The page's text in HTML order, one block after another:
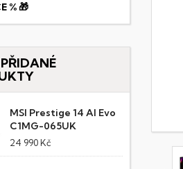
% 🎁
MSI Prestige 14 AI Evo
C1MG-065UK
24 990 Kč